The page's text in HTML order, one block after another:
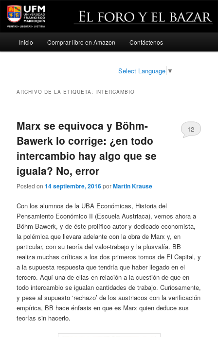
Ir
Ir
Inicio Comprar libro en Amazon Contáctenos
Select Language ▼
ARCHIVO DE LA ETIQUETA: INTERCAMBIO
Marx se equivoca y Böhm-
Bawerk lo corrige: ¿en todo
intercambio hay algo que se
iguala? No, error
Posted on14 septiembre, 2016porMartin Krause
12
Con los alumnos de la UBA Económicas, Historia del
Pensamiento Económico II (Escuela Austriaca), vemos ahora a
Böhm-Bawerk, y de éste prolífico autor y dedicado economista,
la polémica que llevara adelante con la obra de Marx y, en
particular, con su teoría del valor-trabajo y la plusvalía. BB
realiza muchas críticas a los dos primeros tomos de El Capital, y
a la supuesta respuesta que tendría que haber llegado en el
tercero. Aquí una de ellas en relación a la cuestión de que en
todo intercambio se igualan cantidades de trabajo. Curiosamente,
y pese al supuesto ‘rechazo’ de los austriacos con la verificación
empírica, BB hace énfasis en que es Marx quien deduce sus
teorías sin hacerlo.